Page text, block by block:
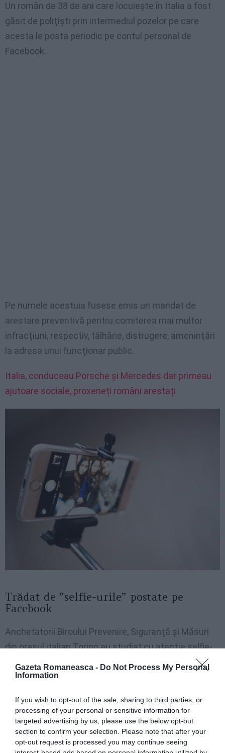
Gazeta Romaneasca - Do Not Process My Personal
Information
If you wish to opt-out of the sale, sharing to third parties, or
processing of your personal or sensitive information for
targeted advertising by us, please use the below opt-out
section to confirm your selection. Please note that after your
opt-out request is processed you may continue seeing
Un român de 38 de ani care locuieşte în Italia a fost
găsit de poliţişti prin intermediul pozelor pe care
acesta le posta periodic pe contul personal de
Facebook.
Pe numele acestuia fusese emis un mandat de
arestare preventivă pentru comiterea mai multor
infracţiuni, respectiv, tâlhărie, distrugere, ameninţări
la adresa unui funcţionar public.
Italia, conduceau Porsche și Mercedes dar primeau
ajutoare sociale, proxeneți români arestați
Trădat de ”selfie-urile” postate pe
Facebook
Anchetatorii Biroului Prevenire, Siguranţă şi Măsuri
din oraşul italian Torino au studiat cu atenţie selfie-
urile românului şi au identificat zona geografică unde
acesta se ascundea.
Era vorba despre o mică localitate din văile Lanzo.
Poliţiştii au ajuns la concluzia că bărbatul căutat se
mutase în apropierea oraşului Torino.